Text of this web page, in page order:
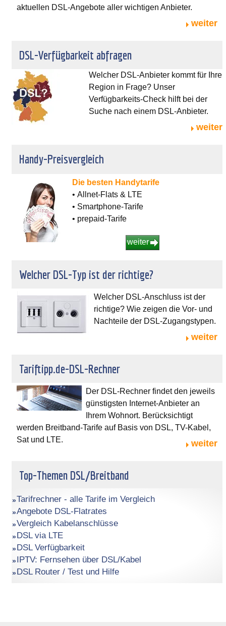
aktuellen DSL-Angebote aller wichtigen Anbieter.
weiter
DSL-Verfügbarkeit abfragen
Welcher DSL-Anbieter kommt für Ihre
Region in Frage? Unser
Verfügbarkeits-Check hilft bei der
Suche nach einem DSL-Anbieter.
weiter
Handy-Preisvergleich
Die besten Handytarife
• Allnet-Flats & LTE
• Smartphone-Tarife
• prepaid-Tarife
weiter
Welcher DSL-Typ ist der richtige?
Welcher DSL-Anschluss ist der
richtige? Wie zeigen die Vor- und
Nachteile der DSL-Zugangstypen.
weiter
Tariftipp.de-DSL-Rechner
Der DSL-Rechner findet den jeweils
günstigsten Internet-Anbieter an
Ihrem Wohnort. Berücksichtigt
werden Breitband-Tarife auf Basis von DSL, TV-Kabel,
Sat und LTE.
weiter
Top-Themen DSL/Breitband
Tarifrechner - alle Tarife im Vergleich
Angebote DSL-Flatrates
Vergleich Kabelanschlüsse
DSL via LTE
DSL Verfügbarkeit
IPTV: Fernsehen über DSL/Kabel
DSL Router / Test und Hilfe